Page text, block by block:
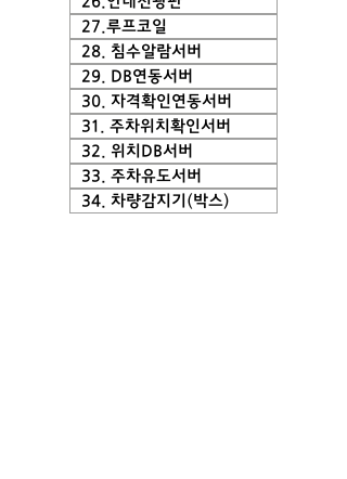
27.루프코일
28. 침수알람서버
29. DB연동서버
30. 자격확인연동서버
31. 주차위치확인서버
32. 위치DB서버
33. 주차유도서버
34. 차량감지기(박스)